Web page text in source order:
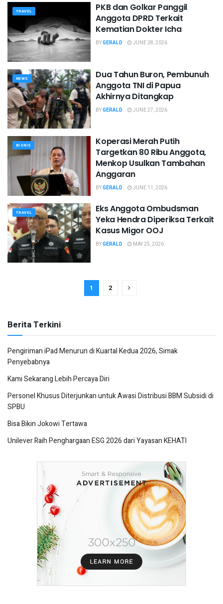
TRAVEL
PKB dan Golkar Panggil
Anggota DPRD Terkait
Kematian Dokter Icha
BYGERALD JUNE 28, 2026
NEWS
Dua Tahun Buron, Pembunuh
Anggota TNI di Papua
Akhirnya Ditangkap
BYGERALD JUNE 27, 2026
BISNIS
Koperasi Merah Putih
Targetkan 80 Ribu Anggota,
Menkop Usulkan Tambahan
Anggaran
BYGERALD JUNE 11, 2026
TRAVEL
Eks Anggota Ombudsman
Yeka Hendra Diperiksa Terkait
Kasus Migor OOJ
BYGERALD MAY 25, 2026
1 2
Berita Terkini
Pengiriman iPad Menurun di Kuartal Kedua 2026, Simak
Penyebabnya
Kami Sekarang Lebih Percaya Diri
Personel Khusus Diterjunkan untuk Awasi Distribusi BBM Subsidi di
SPBU
Bisa Bikin Jokowi Tertawa
Unilever Raih Penghargaan ESG 2026 dari Yayasan KEHATI